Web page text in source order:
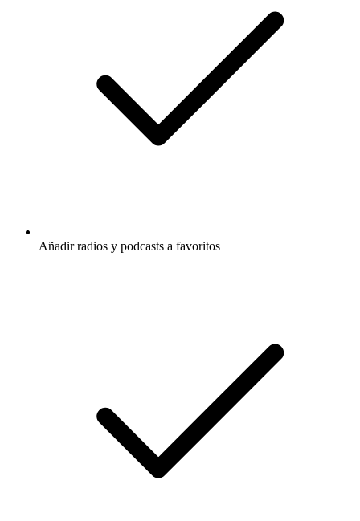
Añadir radios y podcasts a favoritos